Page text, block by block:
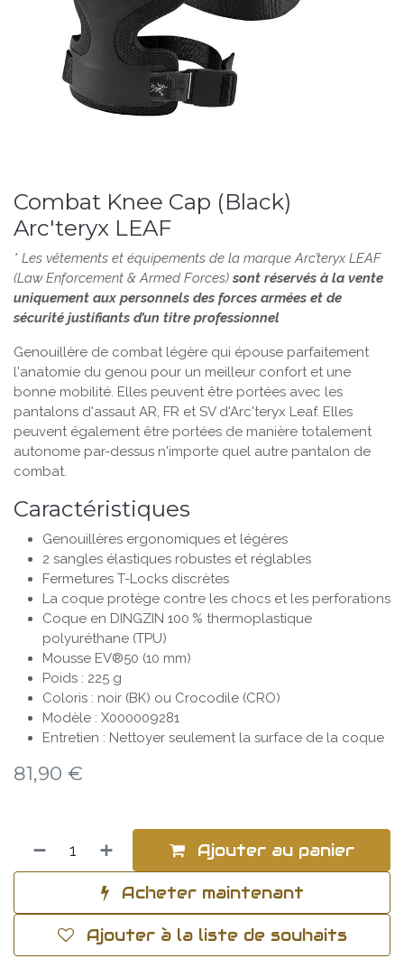
Combat Knee Cap (Black)
Arc'teryx LEAF
* Les vêtements et équipements de la marque Arc’teryx LEAF
(Law Enforcement & Armed Forces)sont réservés à la vente
uniquement aux personnels des forces armées et de
sécurité justifiants d’un titre professionnel
Genouillère de combat légère qui épouse parfaitement
l'anatomie du genou pour un meilleur confort et une
bonne mobilité. Elles peuvent être portées avec les
pantalons d'assaut AR, FR et SV d'Arc'teryx Leaf. Elles
peuvent également être portées de manière totalement
autonome par-dessus n'importe quel autre pantalon de
combat.
Caractéristiques
Genouillères ergonomiques et légères
2 sangles élastiques robustes et réglables
Fermetures T-Locks discrètes
La coque protège contre les chocs et les perforations
Coque en DINGZIN 100 % thermoplastique
polyuréthane (TPU)
Mousse EV®50 (10 mm)
Poids : 225 g
Coloris : noir (BK) ou Crocodile (CRO)
Modèle : X000009281
Entretien : Nettoyer seulement la surface de la coque
81,90 €
Ajouter au panier
Acheter maintenant
Ajouter à la liste de souhaits